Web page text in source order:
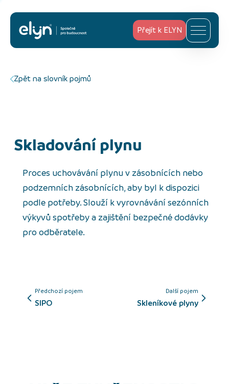
Přejít k ELYN
Zpět na slovník pojmů
skladování plynu
Proces uchovávání plynu v zásobnících nebo
podzemních zásobnících, aby byl k dispozici
podle potřeby. Slouží k vyrovnávání sezónních
výkyvů spotřeby a zajištění bezpečné dodávky
pro odběratele.
Předchozí pojem
SIPO
Další pojem
skleníkové plyny